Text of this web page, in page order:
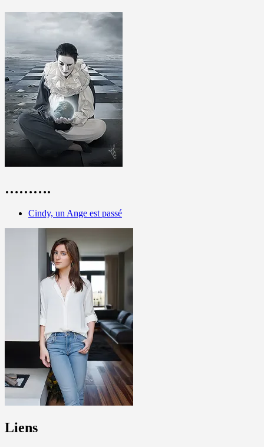
……….
Cindy, un Ange est passé
Liens